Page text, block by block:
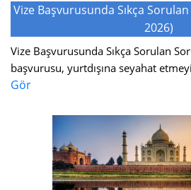
Vize Başvurusunda Sıkça
2026)
Vize Başvurusunda Sıkça Sorulan
başvurusu, yurtdışına seyahat
Gör